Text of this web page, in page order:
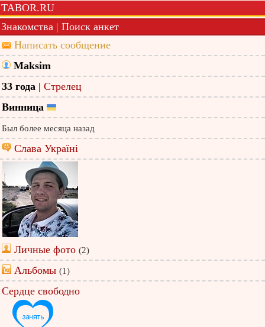
TABOR.RU
Знакомства | Поиск анкет
Написать сообщение
Maksim
33 года | Стрелец
Винница
Был более месяца назад
Слава Україні
Личные фото (2)
Альбомы (1)
Сердце свободно